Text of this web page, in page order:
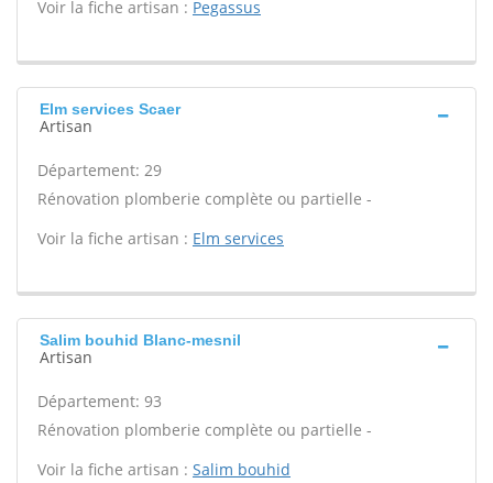
Voir la fiche artisan : Pegassus
Elm services Scaer
Artisan
Département: 29
Rénovation plomberie complète ou partielle -
Voir la fiche artisan : Elm services
Salim bouhid Blanc-mesnil
Artisan
Département: 93
Rénovation plomberie complète ou partielle -
Voir la fiche artisan : Salim bouhid